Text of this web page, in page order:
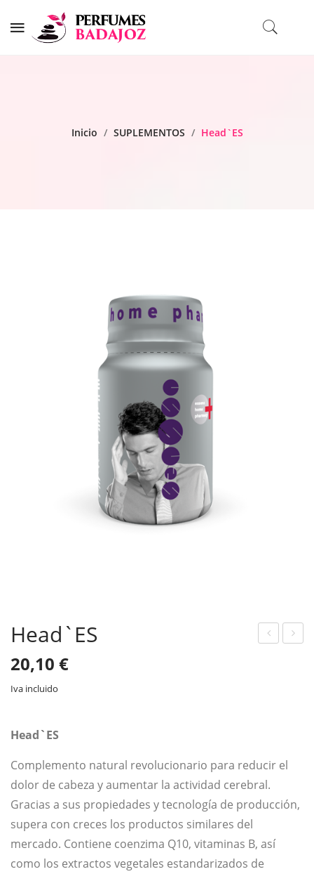
Inicio / SUPLEMENTOS / Head`ES
Head`ES
20,10 €
Iva incluido
Head`ES
Complemento natural revolucionario para reducir el
dolor de cabeza y aumentar la actividad cerebral.
Gracias a sus propiedades y tecnología de producción,
supera con creces los productos similares del
mercado. Contiene coenzima Q10, vitaminas B, así
como los extractos vegetales estandarizados de